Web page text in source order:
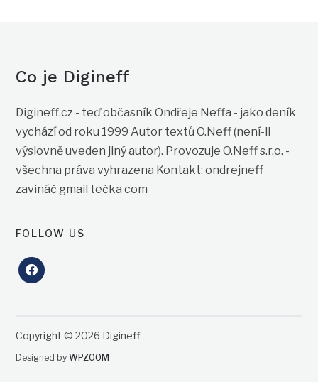
Co je Digineff
Digineff.cz - teď občasník Ondřeje Neffa - jako deník
vychází od roku 1999 Autor textů O.Neff (není-li
výslovně uveden jiný autor). Provozuje O.Neff s.r.o. -
všechna práva vyhrazena Kontakt: ondrejneff
zavináč gmail tečka com
FOLLOW US
facebook
Copyright © 2026 Digineff
Designed byWPZOOM